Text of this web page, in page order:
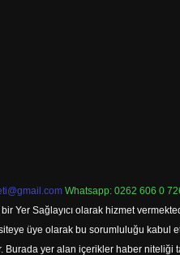
Whatsapp: 0262 606 0
Yer Sağlayıcı olarak hizmet
üye olarak bu sorumluluğu kabul
Burada yer alan içerikler haber